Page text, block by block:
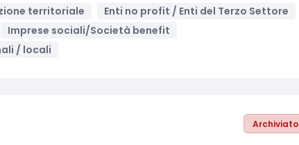
territoriale
Enti no profit / Enti del Terzo Settore
Imprese sociali/Società benefit
/ locali
Archiviato